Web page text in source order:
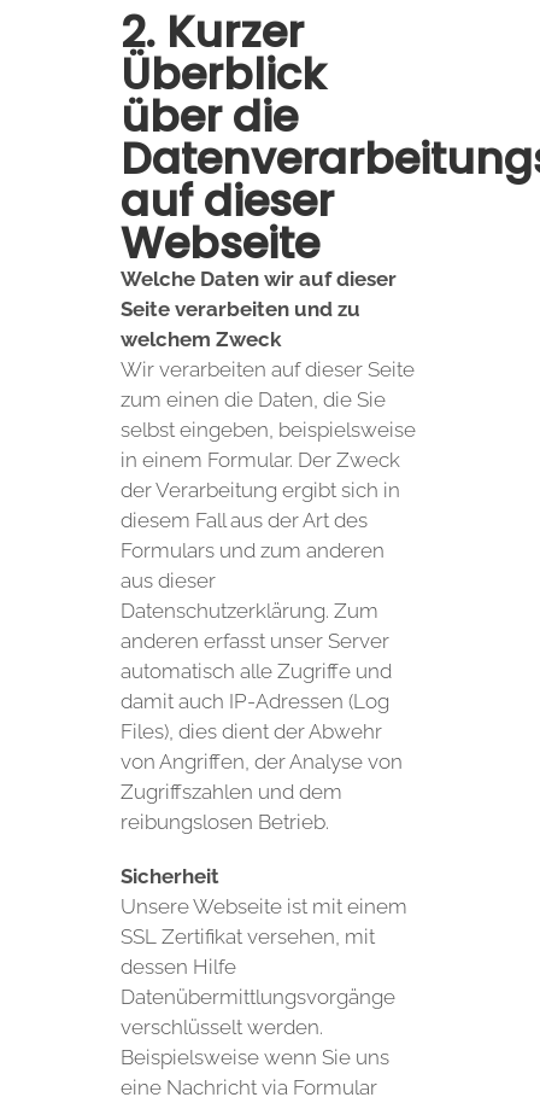
2. Kurzer
Überblick
über die
auf dieser
Webseite
Welche Daten wir auf dieser
Seite verarbeiten und zu
welchem Zweck
Wir verarbeiten auf dieser Seite
zum einen die Daten, die Sie
selbst eingeben, beispielsweise
in einem Formular. Der Zweck
der Verarbeitung ergibt sich in
diesem Fall aus der Art des
Formulars und zum anderen
aus dieser
Datenschutzerklärung. Zum
anderen erfasst unser Server
automatisch alle Zugriffe und
damit auch IP-Adressen (Log
Files), dies dient der Abwehr
von Angriffen, der Analyse von
Zugriffszahlen und dem
reibungslosen Betrieb.
Sicherheit
Unsere Webseite ist mit einem
SSL Zertifikat versehen, mit
dessen Hilfe
Datenübermittlungsvorgänge
verschlüsselt werden.
Beispielsweise wenn Sie uns
eine Nachricht via Formular